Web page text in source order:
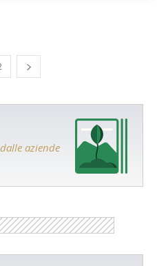
aziende